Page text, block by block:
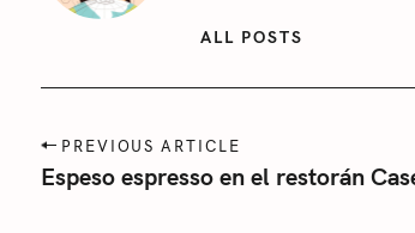
ALL POSTS
P
o
PREVIOUS ARTICLE
Espeso espresso en el restorán